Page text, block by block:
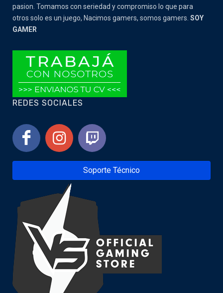
pasion. Tomamos con seriedad y compromiso lo que para
otros solo es un juego, Nacimos gamers, somos gamers. SOY
GAMER
REDES SOCIALES
Soporte Técnico